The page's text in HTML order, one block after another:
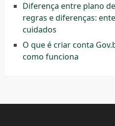
Diferença entre plano
regras e diferenças:
cuidados
O que é criar conta
como funciona